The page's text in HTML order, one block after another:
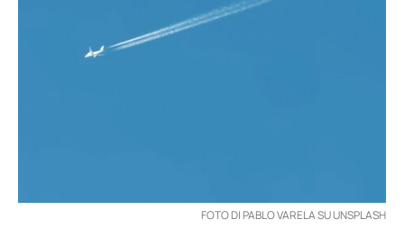
FOTO DI PABLO VARELA SU UNSPLASH